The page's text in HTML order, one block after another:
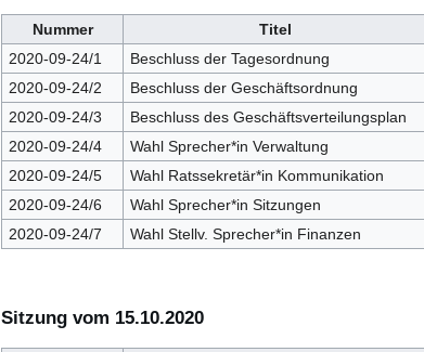
Nummer Titel
2020-09-24/1
Beschluss der Tagesordnung
2020-09-24/2
Beschluss der Geschäftsordnung
2020-09-24/3
Beschluss des Geschäftsverteilungsplan
2020-09-24/4
Wahl Sprecher*in Verwaltung
2020-09-24/5
Wahl Ratssekretär*in Kommunikation
2020-09-24/6
Wahl Sprecher*in Sitzungen
2020-09-24/7
Wahl Stellv. Sprecher*in Finanzen
Sitzung vom 15.10.2020